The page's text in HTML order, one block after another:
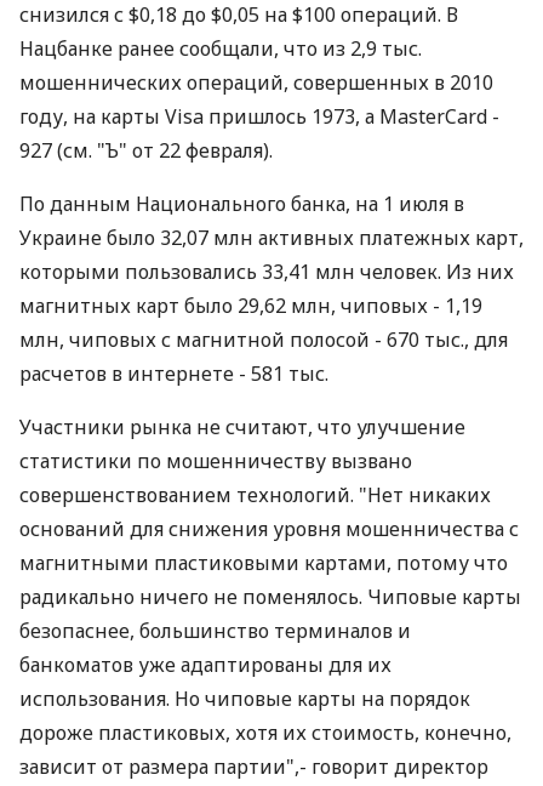
снизился с $0,18 до $0,05 на $100 операций. В
Нацбанке ранее сообщали, что из 2,9 тыс.
мошеннических операций, совершенных в 2010
году, на карты Visa пришлось 1973, а MasterCard -
927 (см. "Ъ" от 22 февраля).
По данным Национального банка, на 1 июля в
Украине было 32,07 млн активных платежных карт,
которыми пользовались 33,41 млн человек. Из них
магнитных карт было 29,62 млн, чиповых - 1,19
млн, чиповых с магнитной полосой - 670 тыс., для
расчетов в интернете - 581 тыс.
Участники рынка не считают, что улучшение
статистики по мошенничеству вызвано
совершенствованием технологий. "Нет никаких
оснований для снижения уровня мошенничества с
магнитными пластиковыми картами, потому что
радикально ничего не поменялось. Чиповые карты
безопаснее, большинство терминалов и
банкоматов уже адаптированы для их
использования. Но чиповые карты на порядок
дороже пластиковых, хотя их стоимость, конечно,
зависит от размера партии",- говорит директор